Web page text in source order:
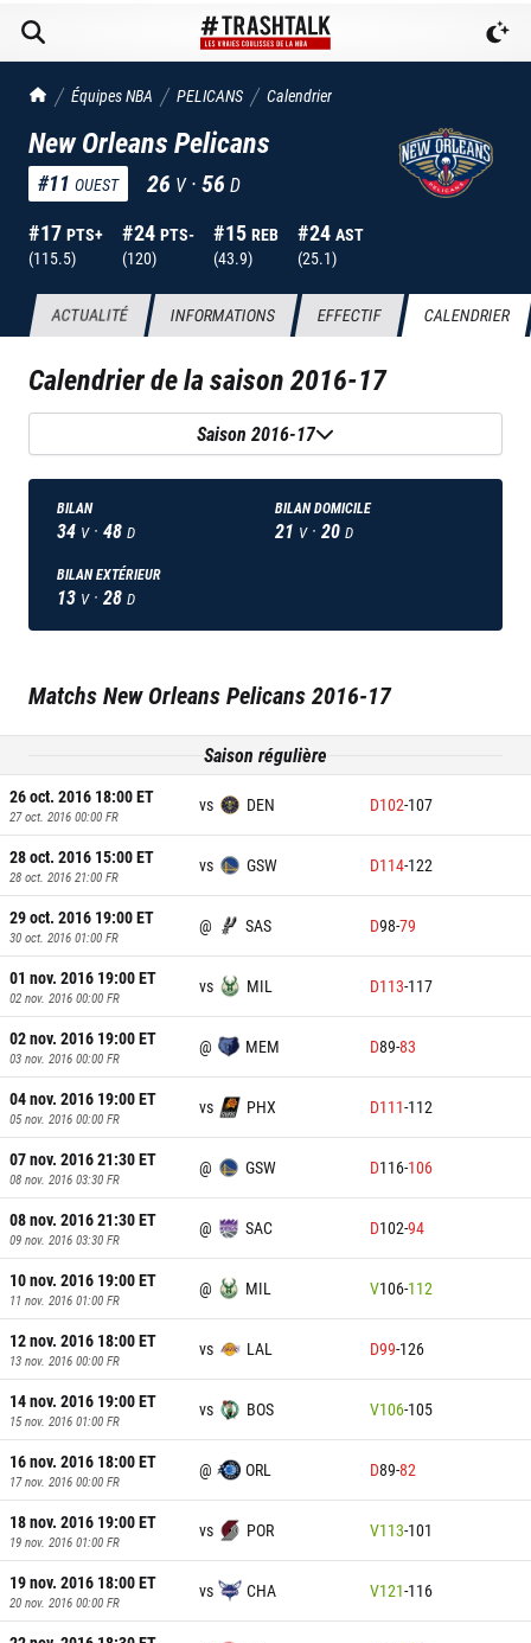
TrashTalk Actu NBA
Équipes NBA PELICANS Calendrier
New Orleans Pelicans
#11 OUEST 26 V ·56 D
#17 PTS+
(115.5)
#24 PTS-
(120)
#15 REB
(43.9)
#24 AST
(25.1)
ACTUALITÉ INFORMATIONS EFFECTIF CALENDRIER
Calendrier de la saison2016-17
Saison 2016-17
BILAN
34 V · 48 D
BILAN DOMICILE
21 V · 20 D
BILAN EXTÉRIEUR
13 V · 28 D
MatchsNew Orleans Pelicans2016-17
Saison régulière
26 oct. 2016 18:00ET
27 oct. 2016 00:00 FR
vs DEN D102-107
28 oct. 2016 15:00ET
28 oct. 2016 21:00 FR
vs GSW D114-122
29 oct. 2016 19:00ET
30 oct. 2016 01:00 FR
@ SAS D98-79
01 nov. 2016 19:00ET
02 nov. 2016 00:00 FR
vs MIL D113-117
02 nov. 2016 19:00ET
03 nov. 2016 00:00 FR
@ MEM D89-83
04 nov. 2016 19:00ET
05 nov. 2016 00:00 FR
vs PHX D111-112
07 nov. 2016 21:30ET
08 nov. 2016 03:30 FR
@ GSW D116-106
08 nov. 2016 21:30ET
09 nov. 2016 03:30 FR
@ SAC D102-94
10 nov. 2016 19:00ET
11 nov. 2016 01:00 FR
@ MIL V106-112
12 nov. 2016 18:00ET
13 nov. 2016 00:00 FR
vs LAL D99-126
14 nov. 2016 19:00ET
15 nov. 2016 01:00 FR
vs BOS V106-105
16 nov. 2016 18:00ET
17 nov. 2016 00:00 FR
@ ORL D89-82
18 nov. 2016 19:00ET
19 nov. 2016 01:00 FR
vs POR V113-101
19 nov. 2016 18:00ET
20 nov. 2016 00:00 FR
vs CHA V121-116